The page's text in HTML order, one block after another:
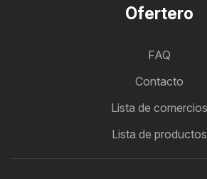
Ofertero
FAQ
Contacto
Lista de comercios
Lista de productos